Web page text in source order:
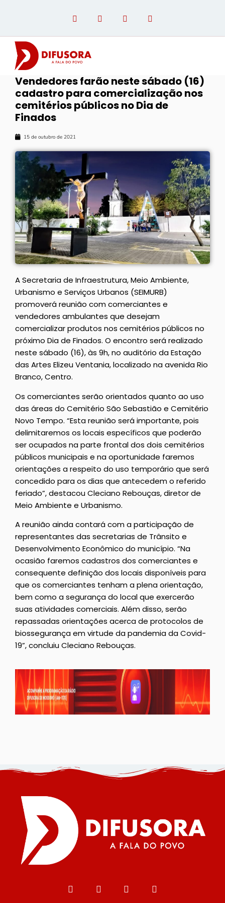
Vendedores farão neste sábado (16)
cadastro para comercialização nos
cemitérios públicos no Dia de
Finados
15 de outubro de 2021
A Secretaria de Infraestrutura, Meio Ambiente,
Urbanismo e Serviços Urbanos (SEIMURB)
promoverá reunião com comerciantes e
vendedores ambulantes que desejam
comercializar produtos nos cemitérios públicos no
próximo Dia de Finados. O encontro será realizado
neste sábado (16), às 9h, no auditório da Estação
das Artes Elizeu Ventania, localizado na avenida Rio
Branco, Centro.
Os comerciantes serão orientados quanto ao uso
das áreas do Cemitério São Sebastião e Cemitério
Novo Tempo. “Esta reunião será importante, pois
delimitaremos os locais específicos que poderão
ser ocupados na parte frontal dos dois cemitérios
públicos municipais e na oportunidade faremos
orientações a respeito do uso temporário que será
concedido para os dias que antecedem o referido
feriado”, destacou Cleciano Rebouças, diretor de
Meio Ambiente e Urbanismo.
A reunião ainda contará com a participação de
representantes das secretarias de Trânsito e
Desenvolvimento Econômico do município. “Na
ocasião faremos cadastros dos comerciantes e
consequente definição dos locais disponíveis para
que os comerciantes tenham a plena orientação,
bem como a segurança do local que exercerão
suas atividades comerciais. Além disso, serão
repassadas orientações acerca de protocolos de
biossegurança em virtude da pandemia da Covid-
19”, concluiu Cleciano Rebouças.